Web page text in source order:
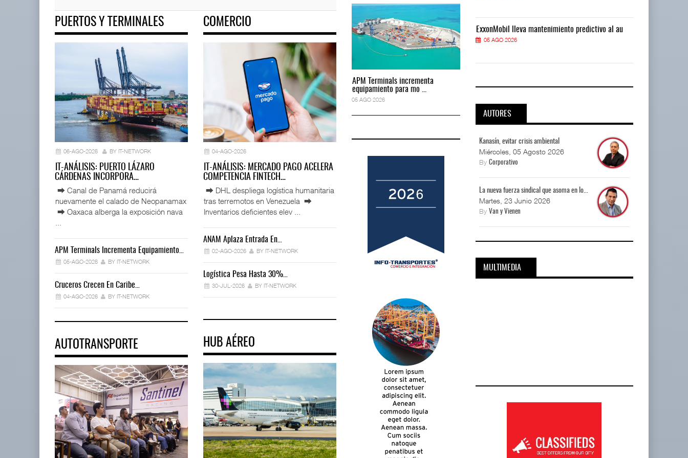
PUERTOS Y TERMINALES
06-AGO-2026 BY IT-NETWORK
IT-ANÁLISIS: PUERTO LÁZARO
CÁRDENAS INCORPORA…
⮕ Canal de Panamá reducirá
nuevamente el calado de Neopanamax
⮕ Oaxaca alberga la exposición nava
APM Terminals Incrementa Equipamiento…
05-AGO-2026 BY IT-NETWORK
Cruceros Crecen En Caribe…
04-AGO-2026 BY IT-NETWORK
AUTOTRANSPORTE
COMERCIO
04-AGO-2026
IT-ANÁLISIS: MERCADO PAGO ACELERA
COMPETENCIA FINTECH…
⮕ DHL despliega logística humanitaria
tras terremotos en Venezuela ⮕
Inventarios deficientes elev ...
ANAM Aplaza Entrada En…
02-AGO-2026 BY IT-NETWORK
Logística Pesa Hasta 30%…
30-JUL-2026 BY IT-NETWORK
IT-ANÁLISIS: Manifestación Electrónica
29-JUL-2026 BY IT-NETWORK
Cadena De Frío, Clave…
HUB AÉREO
APM Terminals incrementa
equipamiento para mo ...
05 AGO 2026
APM Terminals incrementa
equipamiento para mo ...
05 AGO 2026
APM Terminals incrementa
equipamiento para mo ...
05 AGO 2026
equipamiento para mo ...
equipamiento para mo ...
ExxonMobil lleva mantenimiento predictivo al au ExxonMobil lleva mantenimiento predictivo al au
05 AGO 2026
AUTORES
Kanasín, evitar crisis ambiental
Miércoles, 05 Agosto 2026
By Corporativo
La nueva fuerza sindical que asoma en lo...
Martes, 23 Junio 2026
By Van y Vienen
MULTIMEDIA